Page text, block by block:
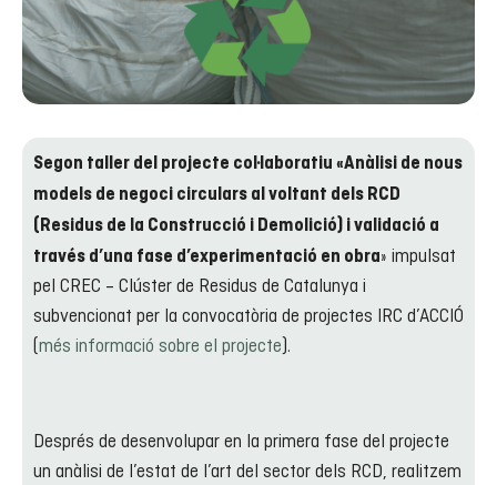
Segon taller del projecte col·laboratiu «Anàlisi de nous
models de negoci circulars al voltant dels RCD
(Residus de la Construcció i Demolició) i validació a
través d’una fase d’experimentació en obra» impulsat
pel CREC – Clúster de Residus de Catalunya i
subvencionat per la convocatòria de projectes IRC d’ACCIÓ
(més informació sobre el projecte).
Després de desenvolupar en la primera fase del projecte
un anàlisi de l’estat de l’art del sector dels RCD, realitzem